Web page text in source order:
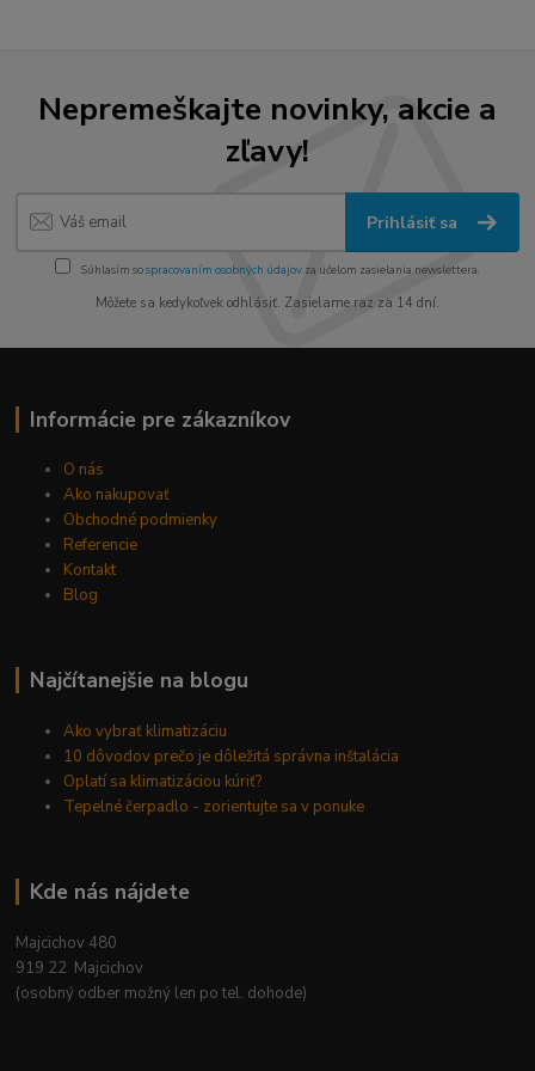
Nepremeškajte novinky, akcie a
zľavy!
Prihlásiť sa
Súhlasím sospracovaním osobných údajov za účelom zasielania newslettera.
Môžete sa kedykoľvek odhlásiť. Zasielame raz za 14 dní.
Informácie pre zákazníkov
O nás
Ako nakupovať
Obchodné podmienky
Referencie
Kontakt
Blog
Najčítanejšie na blogu
Ako vybrať klimatizáciu
10 dôvodov prečo je dôležitá správna inštalácia
Oplatí sa klimatizáciou kúriť?
Tepelné čerpadlo - zorientujte sa v ponuke
Kde nás nájdete
Majcichov 480
919 22 Majcichov
(osobný odber možný len po tel. dohode)